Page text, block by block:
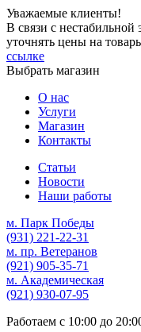
Уважаемые клиенты!
В связи с
уточнять цены на
ссылке
Выбрать магазин
О нас
Услуги
Магазин
Контакты
Статьи
Новости
Наши работы
м. Парк Победы
(931) 221-22-31
м. пр. Ветеранов
(921) 905-35-71
м. Академическая
(921) 930-07-95
Работаем с 10:00 до